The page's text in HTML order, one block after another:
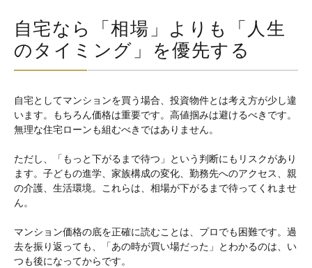
自宅なら「相場」よりも「人生
のタイミング」を優先する
自宅としてマンションを買う場合、投資物件とは考え方が少し違
います。もちろん価格は重要です。高値掴みは避けるべきです。
無理な住宅ローンも組むべきではありません。
ただし、「もっと下がるまで待つ」という判断にもリスクがあり
ます。子どもの進学、家族構成の変化、勤務先へのアクセス、親
の介護、生活環境。これらは、相場が下がるまで待ってくれませ
ん。
マンション価格の底を正確に読むことは、プロでも困難です。過
去を振り返っても、「あの時が買い場だった」とわかるのは、い
つも後になってからです。